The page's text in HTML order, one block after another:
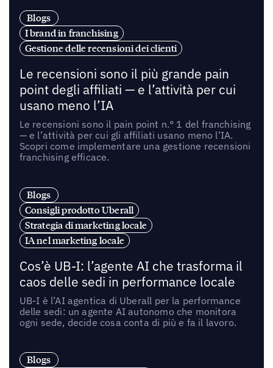
Blogs
I brand in franchising
Gestione delle recensioni dei clienti
Le recensioni sono il più grande pain
point degli affiliati — e l’attività per cui
usano meno l’IA
Le recensioni sono il pain point n.° 1 del franchising
— e l’attività per cui gli affiliati usano meno l’IA.
Scopri come implementare una gestione recensioni
franchising efficace.
Blogs
Consigli prodotto Uberall
Strategia di marketing locale
IA nel marketing locale
Cos’è UB-I: l’agente AI che trasforma il
caos delle sedi in performance locale
UB-I è l’AI agentica di Uberall per la performance
delle sedi: un agente AI autonomo che monitora
ogni sede, decide cosa conta di più e fa il lavoro.
Blogs